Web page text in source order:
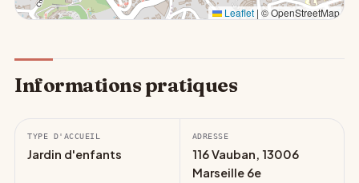
Leaflet | © OpenStreetMap
Informations pratiques
TYPE D'ACCUEIL
Jardin d'enfants
ADRESSE
116 Vauban, 13006
Marseille 6e